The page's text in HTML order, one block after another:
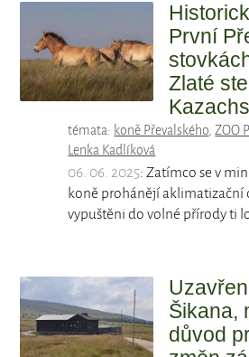
První
Zlaté
témata: koně Převalského,ZOO
Lenka Kadlíková
06. 06. 2025: Zatímco se v
koně prohánějí aklimatizační
vypuštěni do volné přírody ti
Šikana,
důvod